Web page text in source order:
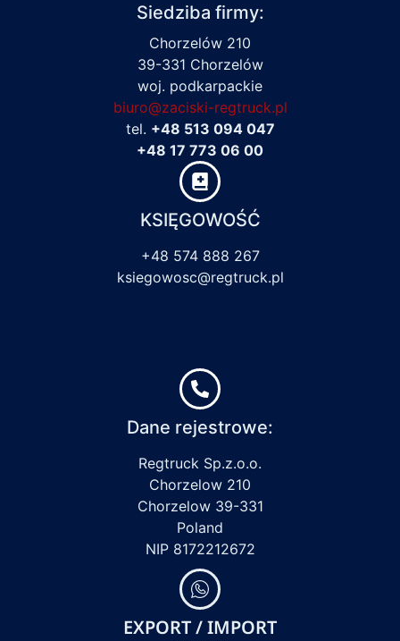
Siedziba firmy:
Chorzelów 210
39-331 Chorzelów
woj. podkarpackie
biuro@zaciski-regtruck.pl
tel. +48 513 094 047
+48 17 773 06 00
KSIĘGOWOŚĆ
+48 574 888 267
ksiegowosc@regtruck.pl
Dane rejestrowe:
Regtruck Sp.z.o.o.
Chorzelow 210
Chorzelow 39-331
Poland
NIP 8172212672
EXPORT / IMPORT